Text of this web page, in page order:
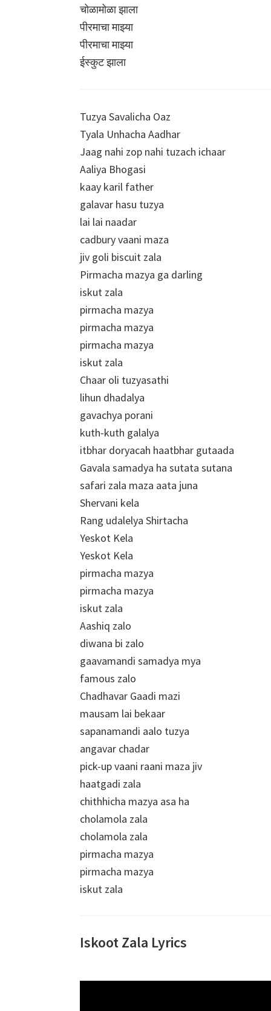
चोळामोळा झाला
पीरमाचा माझ्या
पीरमाचा माझ्या
ईस्कुट झाला
Tuzya Savalicha Oaz
Tyala Unhacha Aadhar
Jaag nahi zop nahi tuzach ichaar
Aaliya Bhogasi
kaay karil father
galavar hasu tuzya
lai lai naadar
cadbury vaani maza
jiv goli biscuit zala
Pirmacha mazya ga darling
iskut zala
pirmacha mazya
pirmacha mazya
pirmacha mazya
iskut zala
Chaar oli tuzyasathi
lihun dhadalya
gavachya porani
kuth-kuth galalya
itbhar doryacah haatbhar gutaada
Gavala samadya ha sutata sutana
safari zala maza aata juna
Shervani kela
Rang udalelya Shirtacha
Yeskot Kela
Yeskot Kela
pirmacha mazya
pirmacha mazya
iskut zala
Aashiq zalo
diwana bi zalo
gaavamandi samadya mya
famous zalo
Chadhavar Gaadi mazi
mausam lai bekaar
sapanamandi aalo tuzya
angavar chadar
pick-up vaani raani maza jiv
haatgadi zala
chithhicha mazya asa ha
cholamola zala
cholamola zala
pirmacha mazya
pirmacha mazya
iskut zala
Iskoot Zala Lyrics